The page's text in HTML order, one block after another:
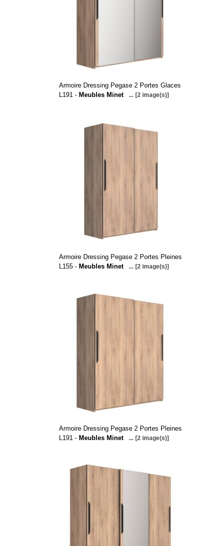
Armoire Dressing Pegase 2 Portes Glaces
L191 - Meubles Minet ... [2 image(s)]
Armoire Dressing Pegase 2 Portes Pleines
L155 - Meubles Minet ... [2 image(s)]
Armoire Dressing Pegase 2 Portes Pleines
L191 - Meubles Minet ... [2 image(s)]